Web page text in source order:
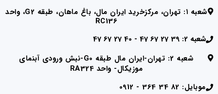
شعبه ۱: تهران، مرکزخرید ایران مال، باغ ماهان، طبقه G2، واحد
RC136
شعبه 2: 39 27 67 47 - 40 27 67 47
شعبه 2: تهران-ایران مال طبقه G0-نبش ورودی آبنمای
موزیکال- واحد RA324
موبایل: 82 34 364 - 0912